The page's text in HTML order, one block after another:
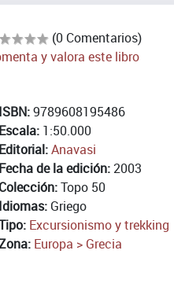
(0 Comentarios)
y valora este libro
ISBN:9789608195486
Escala: 1:50.000
Editorial:Anavasi
Fecha de la edición:2003
Colección:Topo 50
Idiomas: Griego
Excursionismo y trekking
Europa > Grecia